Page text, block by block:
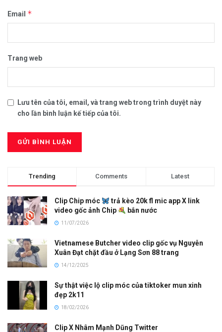
Email *
Trang web
Lưu tên của tôi, email, và trang web trong trình duyệt này
cho lần bình luận kế tiếp của tôi.
Trending Comments Latest
Clip Chip móc
trả kèo 20k fl mic app X link
video gốc ảnh Chip
bắn nước
11/07/2026
Vietnamese Butcher video clip gốc vụ Nguyễn
Xuân Đạt chặt đầu ở Lạng Sơn 88 trang
14/12/2025
Sự thật việc lộ clip móc của tiktoker mun xinh
đẹp 2k11
18/02/2026
Clip X Nhâm Mạnh Dũng Twitter